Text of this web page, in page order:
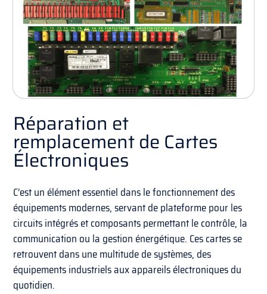
Réparation et
remplacement de Cartes
Électroniques
C’est un élément essentiel dans le fonctionnement des
équipements modernes, servant de plateforme pour les
circuits intégrés et composants permettant le contrôle, la
communication ou la gestion énergétique. Ces cartes se
retrouvent dans une multitude de systèmes, des
équipements industriels aux appareils électroniques du
quotidien.